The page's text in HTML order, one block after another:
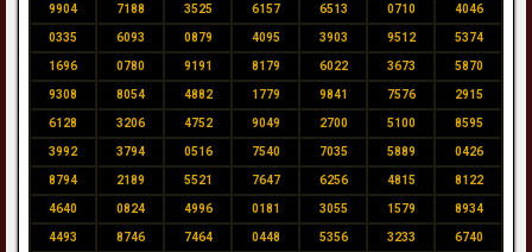
9904 7188 3525 6157 6513 0710 4046
0335 6093 0879 4095 3903 9512 5374
1696 0780 9191 8179 6022 3673 5870
9308 8054 4882 1779 9841 7576 2915
6128 3206 4752 9049 2700 5100 8595
3992 3794 0516 7540 7035 5889 0426
8794 2189 5521 7647 6256 4815 8122
4640 0824 4996 0181 3055 1579 8934
4493 8746 7464 0448 5356 3233 6740